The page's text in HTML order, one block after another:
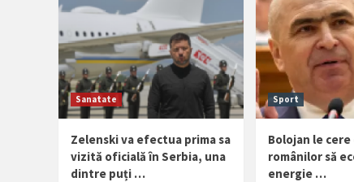
Sanatate
Zelenski va efectua prima sa
vizită oficială în Serbia, una
dintre puți …
Sport
Bolojan le cere
românilor să
energie …